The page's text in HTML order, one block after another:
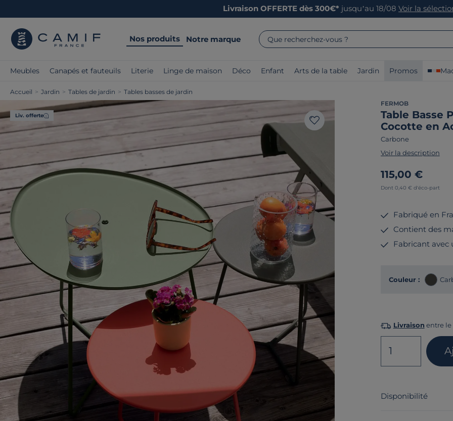
Livraison OFFERTE dès 300€* jusqu’au 18/08 Voir la
Nos produits Notre marque Que recherchez-vous ?
Meubles Canapés et fauteuils Literie Linge de maison Déco Enfant Arts de la table Jardin Promos
Accueil > Jardin > Tables de jardin > Tables basses de jardin
Liv. offerte
FERMOB
Table Basse
Cocotte en
Carbone
Voir la description
115,00 €
Dont 0,40 € d'éco-part
Fabriqué en
Contient des
Fabricant avec
Couleur :
Livraison entre le
1
Disponibilité